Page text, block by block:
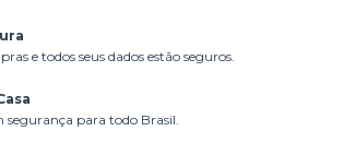
e todos seus dados estão seguros.
segurança para todo Brasil.